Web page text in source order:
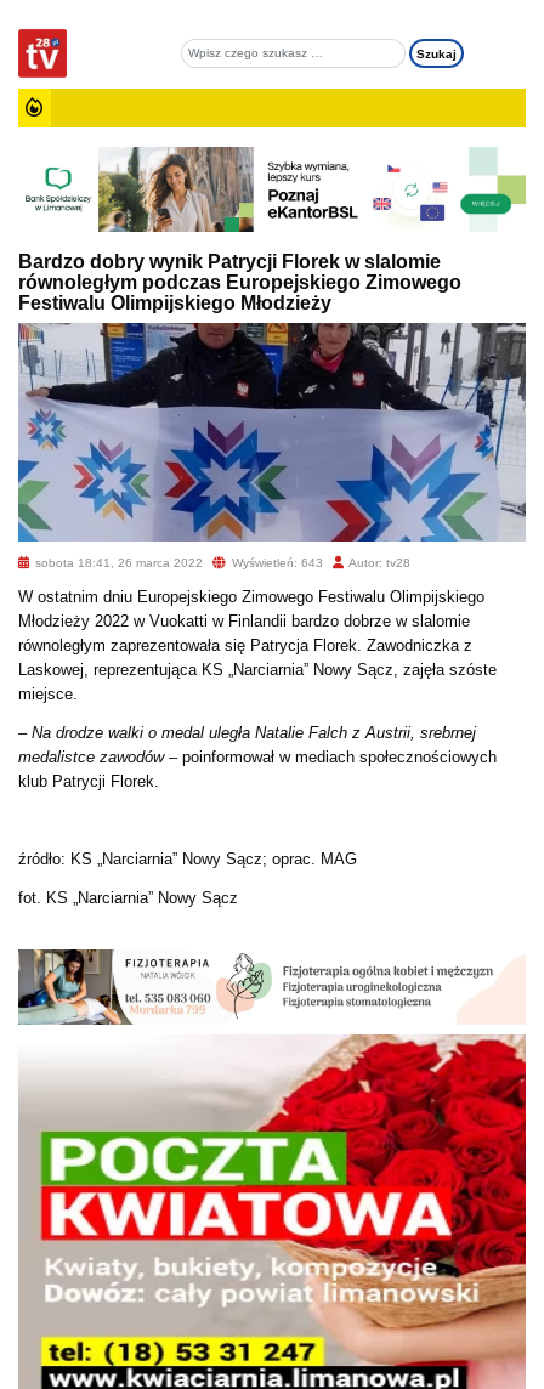
Bardzo dobry wynik Patrycji Florek w slalomie
równoległym podczas Europejskiego Zimowego
Festiwalu Olimpijskiego Młodzieży
sobota 18:41, 26 marca 2022 Wyświetleń: 643 Autor: tv28
W ostatnim dniu Europejskiego Zimowego Festiwalu Olimpijskiego
Młodzieży 2022 w Vuokatti w Finlandii bardzo dobrze w slalomie
równoległym zaprezentowała się Patrycja Florek. Zawodniczka z
Laskowej, reprezentująca KS „Narciarnia” Nowy Sącz, zajęła szóste
miejsce.
– Na drodze walki o medal uległa Natalie Falch z Austrii, srebrnej
medalistce zawodów –poinformował w mediach społecznościowych
klub Patrycji Florek.
źródło: KS „Narciarnia” Nowy Sącz; oprac. MAG
fot. KS „Narciarnia” Nowy Sącz